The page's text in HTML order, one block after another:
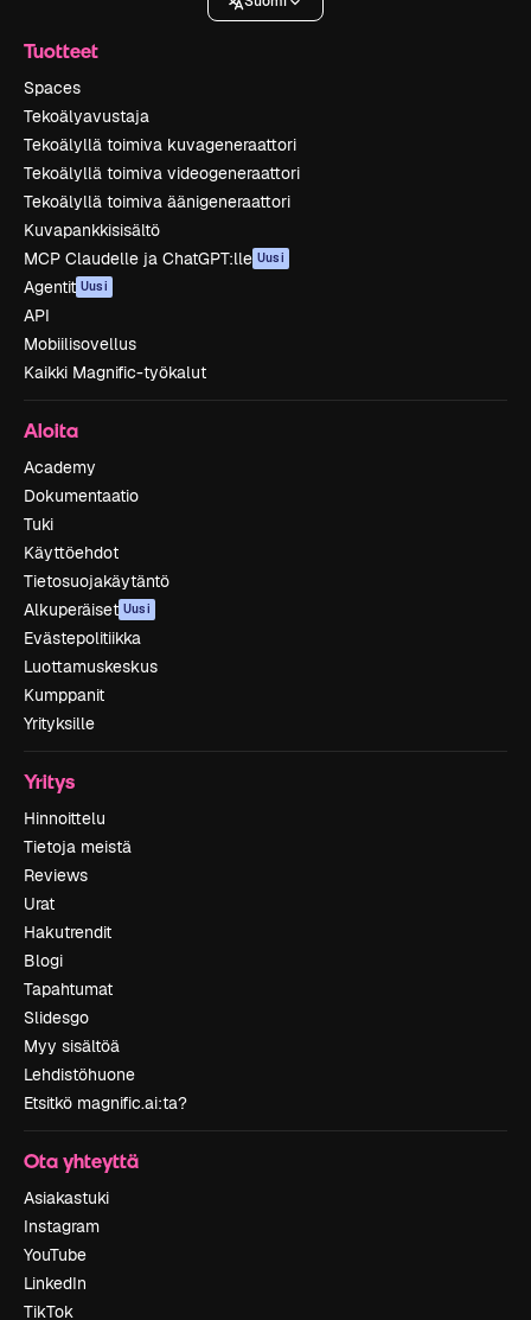
Tuotteet
Spaces
Tekoälyavustaja
Tekoälyllä toimiva kuvageneraattori
Tekoälyllä toimiva videogeneraattori
Tekoälyllä toimiva äänigeneraattori
Kuvapankkisisältö
MCP Claudelle ja ChatGPT:lle Uusi
Agentit Uusi
API
Mobiilisovellus
Kaikki Magnific-työkalut
Aloita
Academy
Dokumentaatio
Tuki
Käyttöehdot
Tietosuojakäytäntö
Alkuperäiset Uusi
Evästepolitiikka
Luottamuskeskus
Kumppanit
Yrityksille
Yritys
Hinnoittelu
Tietoja meistä
Reviews
Urat
Hakutrendit
Blogi
Tapahtumat
Slidesgo
Myy sisältöä
Lehdistöhuone
Etsitkö magnific.ai:ta?
Ota yhteyttä
Asiakastuki
Instagram
YouTube
LinkedIn
TikTok